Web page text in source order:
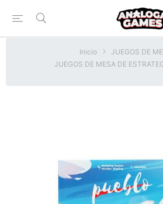
Inicio
JUEGOS DE
JUEGOS DE MESA DE